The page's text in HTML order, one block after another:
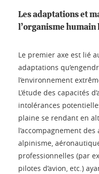
Les adaptations et
l’organisme humain
Le premier axe est lié
adaptations
l’environnement
L’étude des capacités
intolérances
plaine se rendant en
l’accompagnement
alpinisme,
professionnelles (par
pilotes d’avion, etc.)